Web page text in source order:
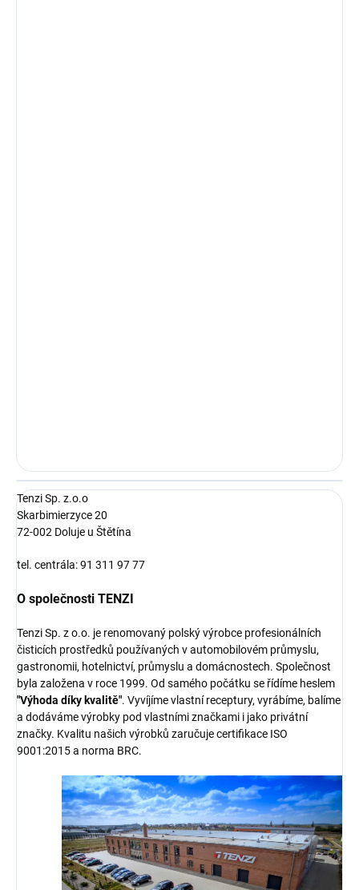
Tenzi Sp. z.o.o
Skarbimierzyce 20
72-002 Doluje u Štětína
tel. centrála: 91 311 97 77
O společnosti TENZI
Tenzi Sp. z o.o. je renomovaný polský výrobce profesionálních
čisticích prostředků používaných v automobilovém průmyslu,
gastronomii, hotelnictví, průmyslu a domácnostech. Společnost
byla založena v roce 1999. Od samého počátku se řídíme heslem
"Výhoda díky kvalitě". Vyvíjíme vlastní receptury, vyrábíme, balíme
a dodáváme výrobky pod vlastními značkami i jako privátní
značky. Kvalitu našich výrobků zaručuje certifikace ISO
9001:2015 a norma BRC.